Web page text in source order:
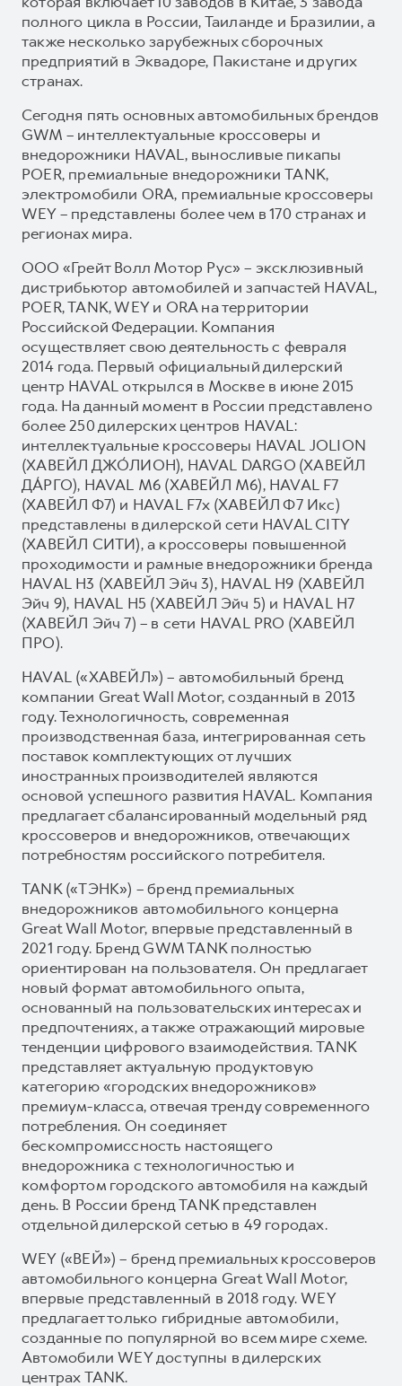
полного цикла в России, Таиланде и Бразилии, а
также несколько зарубежных сборочных
предприятий в Эквадоре, Пакистане и других
странах.
Сегодня пять основных автомобильных брендов
GWM – интеллектуальные кроссоверы и
внедорожники HAVAL, выносливые пикапы
POER, премиальные внедорожники TANK,
электромобили ORA, премиальные кроссоверы
WEY – представлены более чем в 170 странах и
регионах мира.
ООО «Грейт Волл Мотор Рус» – эксклюзивный
дистрибьютор автомобилей и запчастей HAVAL,
POER, TANK, WEY и ORA на территории
Российской Федерации. Компания
осуществляет свою деятельность с февраля
2014 года. Первый официальный дилерский
центр HAVAL открылся в Москве в июне 2015
года. На данный момент в России представлено
более 250 дилерских центров HAVAL:
интеллектуальные кроссоверы HAVAL JOLION
(ХАВЕЙЛ ДЖО́ЛИОН), HAVAL DARGO (ХАВЕЙЛ
ДА́РГО), HAVAL М6 (ХАВЕЙЛ M6), HAVAL F7
(ХАВЕЙЛ Ф7) и HAVAL F7x (ХАВЕЙЛ Ф7 Икс)
представлены в дилерской сети HAVAL CITY
(ХАВЕЙЛ СИТИ), а кроссоверы повышенной
проходимости и рамные внедорожники бренда
HAVAL H3 (ХАВЕЙЛ Эйч 3), HAVAL H9 (ХАВЕЙЛ
Эйч 9), HAVAL H5 (ХАВЕЙЛ Эйч 5) и HAVAL H7
(ХАВЕЙЛ Эйч 7) – в сети HAVAL PRO (ХАВЕЙЛ
ПРО).
HAVAL («ХАВЕЙЛ») – автомобильный бренд
компании Great Wall Motor, созданный в 2013
году. Технологичность, современная
производственная база, интегрированная сеть
поставок комплектующих от лучших
иностранных производителей являются
основой успешного развития HAVAL. Компания
предлагает сбалансированный модельный ряд
кроссоверов и внедорожников, отвечающих
потребностям российского потребителя.
TANK («ТЭНК») – бренд премиальных
внедорожников автомобильного концерна
Great Wall Motor, впервые представленный в
2021 году. Бренд GWM TANK полностью
ориентирован на пользователя. Он предлагает
новый формат автомобильного опыта,
основанный на пользовательских интересах и
предпочтениях, а также отражающий мировые
тенденции цифрового взаимодействия. TANK
представляет актуальную продуктовую
категорию «городских внедорожников»
премиум-класса, отвечая тренду современного
потребления. Он соединяет
бескомпромиссность настоящего
внедорожника с технологичностью и
комфортом городского автомобиля на каждый
день. В России бренд TANK представлен
отдельной дилерской сетью в 49 городах.
WEY («ВЕЙ») – бренд премиальных кроссоверов
автомобильного концерна Great Wall Motor,
впервые представленный в 2018 году. WEY
предлагает только гибридные автомобили,
созданные по популярной во всем мире схеме.
Автомобили WEY доступны в дилерских
центрах TANK.